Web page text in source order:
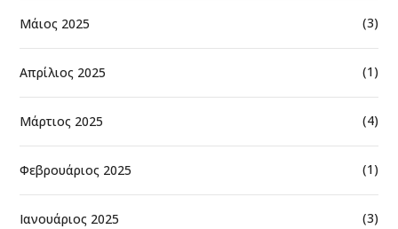
Μάιος 2025 (3)
Απρίλιος 2025 (1)
Μάρτιος 2025 (4)
Φεβρουάριος 2025 (1)
Ιανουάριος 2025 (3)